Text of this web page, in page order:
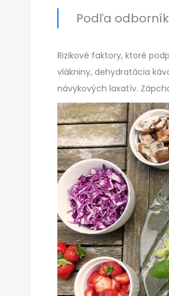
Podľa
Rizikové faktory, ktoré
vlákniny, dehydratácia
návykových laxatív.